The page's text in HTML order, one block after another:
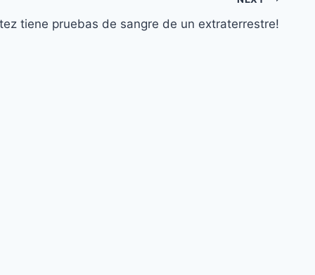
tiene pruebas de sangre de un extraterrestre!